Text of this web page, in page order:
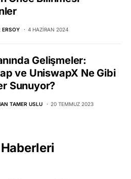
ERSOY 4 HAZIRAN 2024
Gelişmeler:
ve UniswapX Ne Gibi
Sunuyor?
TAMER USLU 20 TEMMUZ 2023